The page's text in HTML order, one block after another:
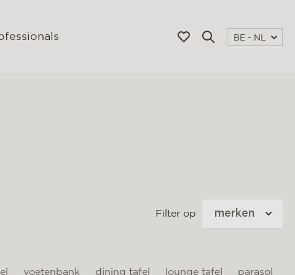
BE - NL
Filter op merken
voetenbank dining tafel lounge tafel parasol